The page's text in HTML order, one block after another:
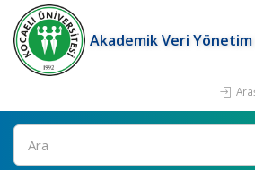
Akademik Veri
Ara